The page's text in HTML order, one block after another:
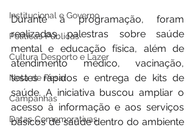
Institucional e Governo
Políticas Públicas
Cultura Desporto e Lazer
Nota de Pesar
Campanhas
Datas Comemorativas
Durante a programação, foram
realizadas palestras sobre saúde
mental e educação física, além de
atendimento médico, vacinação,
testes rápidos e entrega de kits de
saúde. A iniciativa buscou ampliar o
acesso à informação e aos serviços
básicos de saúde dentro do ambiente